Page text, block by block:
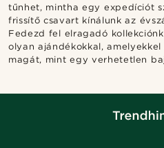
tűnhet, mintha egy expedíciót
frissítő csavart kínálunk az
Fedezd fel elragadó
olyan ajándékokkal,
magát, mint egy verhetetlen